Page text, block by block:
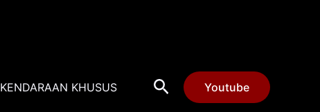
KENDARAAN KHUSUS Cari Youtube